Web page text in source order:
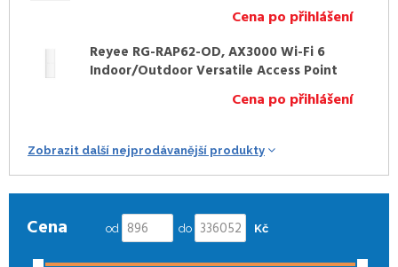
Cena po přihlášení
Reyee RG-RAP62-OD, AX3000 Wi-Fi 6
Indoor/Outdoor Versatile Access Point
Cena po přihlášení
Zobrazit další nejprodávanější produkty
Cena od do Kč